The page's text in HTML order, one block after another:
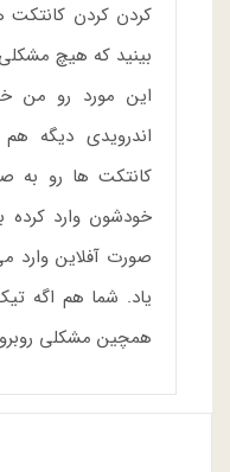
کردن کردن
بینید که هیچ
این مورد رو من
اندرویدی دیگه
کانتکت ها رو به
خودشون وارد
صورت آفلاین
یاد. شما هم اگه
همچین مشکلی